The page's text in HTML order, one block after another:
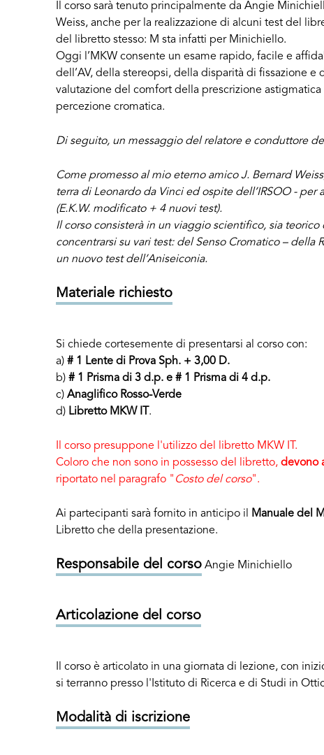
Il corso sarà tenuto principalmente da Angie
Weiss, anche per la realizzazione di alcuni test del
del libretto stesso: M sta infatti per Minichiello.
Oggi l’MKW consente un esame rapido, facile e
dell’AV, della stereopsi, della disparità di fissazione e
valutazione del comfort della prescrizione
percezione cromatica.
Di seguito, un messaggio del relatore e conduttore
Come promesso al mio eterno amico J. Bernard
terra di Leonardo da Vinci ed ospite dell’IRSOO -
(E.K.W. modificato + 4 nuovi test).
Il corso consisterà in un viaggio scientifico, sia
concentrarsi su vari test: del Senso Cromatico – della
un nuovo test dell’Aniseiconia.
Materiale richiesto
Si chiede cortesemente di presentarsi al corso con:
a) # 1 Lente di Prova Sph. + 3,00 D.
b) # 1 Prisma di 3 d.p. e # 1 Prisma di 4 d.p.
c) Anaglifico Rosso-Verde
d) Libretto MKW IT .
Il corso presuppone l'utilizzo del libretto MKW IT.
Coloro che non sono in possesso del libretto, devono
riportato nel paragrafo " Costo del corso".
Ai partecipanti sarà fornito in anticipo il Manuale del
Libretto che della presentazione.
Responsabile del corso Angie Minichiello
Articolazione del corso
Il corso è articolato in una giornata di lezione, con
si terranno presso l'Istituto di Ricerca e di Studi in
Modalità di iscrizione